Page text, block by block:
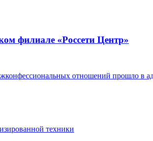
филиале «Россети Центр»
отношений прошло в
техники